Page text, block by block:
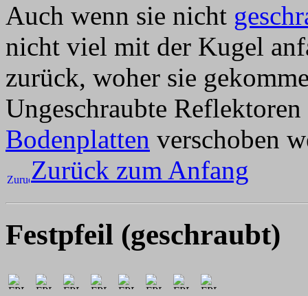
Auch wenn sie nicht
nicht viel mit der Kugel
zurück, woher sie
Ungeschraubte
Bodenplatten verschoben
Zurück zum Anfang
Festpfeil (geschraubt)